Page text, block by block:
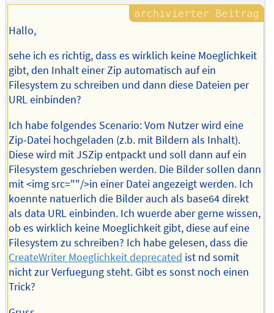
Hallo,
sehe ich es richtig, dass es wirklich keine Moeglichkeit
gibt, den Inhalt einer Zip automatisch auf ein
Filesystem zu schreiben und dann diese Dateien per
URL einbinden?
Ich habe folgendes Scenario: Vom Nutzer wird eine
Zip-Datei hochgeladen (z.b. mit Bildern als Inhalt).
Diese wird mit JSZip entpackt und soll dann auf ein
Filesystem geschrieben werden. Die Bilder sollen dann
mit <img src=""/>in einer Datei angezeigt werden. Ich
koennte natuerlich die Bilder auch als base64 direkt
als data URL einbinden. Ich wuerde aber gerne wissen,
ob es wirklich keine Moeglichkeit gibt, diese auf eine
Filesystem zu schreiben? Ich habe gelesen, dass die
CreateWriter Moeglichkeit deprecated ist nd somit
nicht zur Verfuegung steht. Gibt es sonst noch einen
Trick?